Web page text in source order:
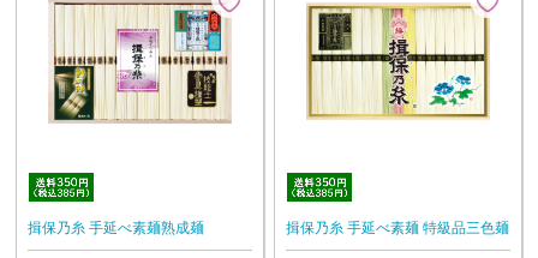
揖保乃糸 手延べ素麺熟成麺 揖保乃糸 手延べ素麺 特級品三色麺